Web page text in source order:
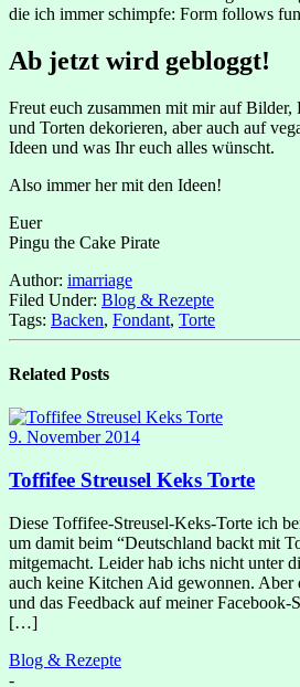
die ich immer schimpfe: Form follows
Ab jetzt wird gebloggt!
Freut euch zusammen mit mir auf Bilder,
und Torten dekorieren, aber auch auf
Ideen und was Ihr euch alles wünscht.
Also immer her mit den Ideen!
Euer
Pingu the Cake Pirate
Author: imarriage
Filed Under: Blog & Rezepte
Tags: Backen, Fondant, Torte
Related Posts
9. November 2014
Toffifee Streusel Keks Torte
Diese Toffifee-Streusel-Keks-Torte ich
um damit beim “Deutschland backt mit
mitgemacht. Leider hab ichs nicht unter
auch keine Kitchen Aid gewonnen. Aber
und das Feedback auf meiner Facebook-
[…]
Blog & Rezepte
-